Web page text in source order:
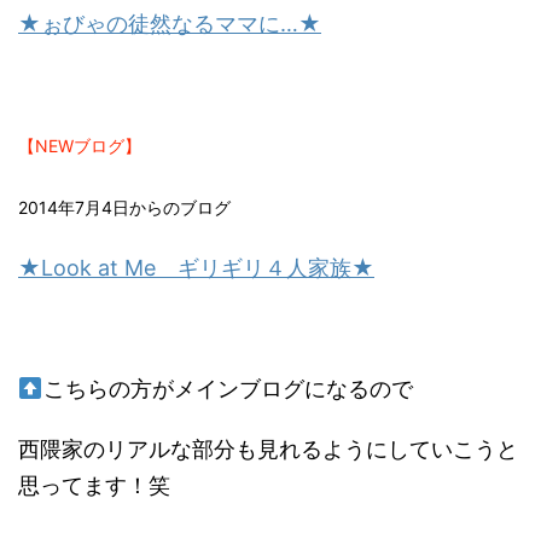
★ぉびゃの徒然なるママに…★
【NEWブログ】
2014年7月4日からのブログ
★Look at Me ギリギリ４人家族★
こちらの方がメインブログになるので
西隈家のリアルな部分も見れるようにしていこうと
思ってます！笑